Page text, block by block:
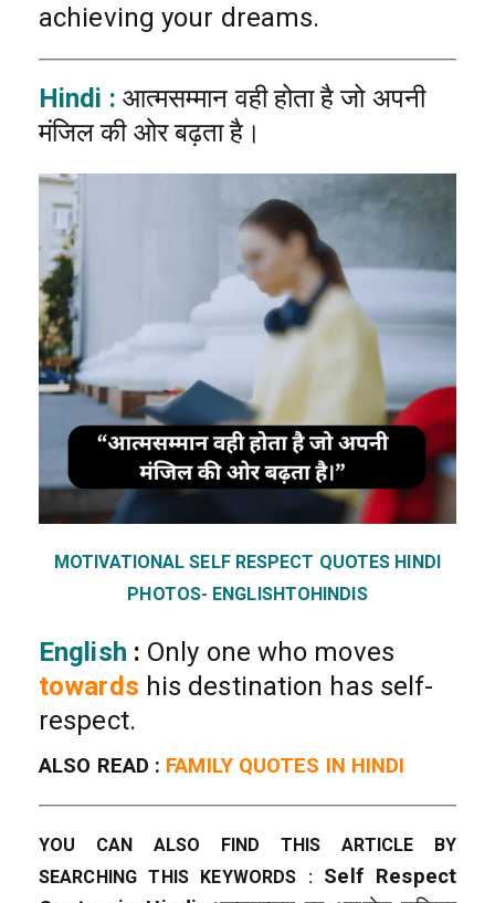
achieving your dreams.
Hindi : आत्मसम्मान वही होता है जो अपनी
मंजिल की ओर बढ़ता है।
MOTIVATIONAL SELF RESPECT QUOTES HINDI
PHOTOS- ENGLISHTOHINDIS
English : Only one who moves
towards his destination has self-
respect.
ALSO READ : FAMILY QUOTES IN HINDI
YOU CAN ALSO FIND THIS ARTICLE BY
SEARCHING THIS KEYWORDS : Self Respect